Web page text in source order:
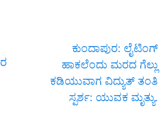
ಕುಂದಾಪುರ: ಲೈಟಿಂಗ್
ಹಾಕಲೆಂದು ಮರದ ಗೆಲ್ಲು
ಕಡಿಯುವಾಗ ವಿದ್ಯುತ್ ತಂತಿ
ಸ್ಪರ್ಶ: ಯುವಕ ಮೃತ್ಯು.